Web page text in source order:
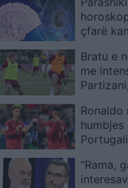
çfarë
Bratu e
me
sezonin
Ronaldo
humbjes
“Rama,